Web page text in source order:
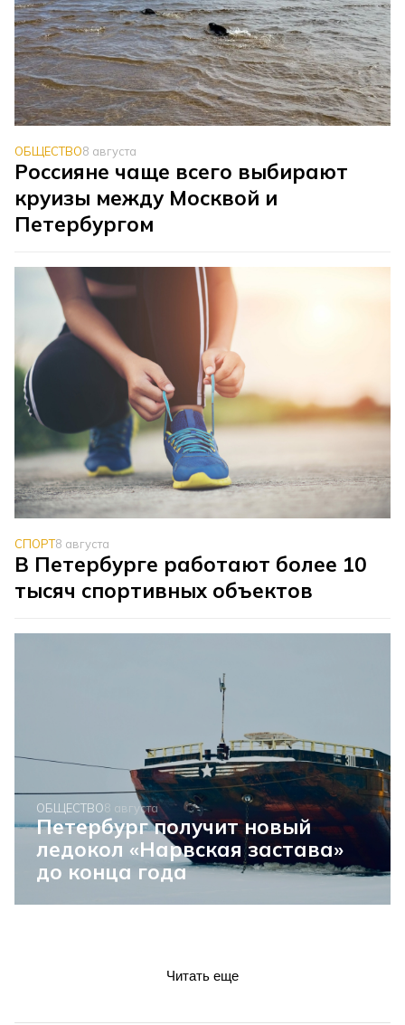
ОБЩЕСТВО8 августа
Россияне чаще всего выбирают
круизы между Москвой и
Петербургом
СПОРТ8 августа
В Петербурге работают более 10
тысяч спортивных объектов
ОБЩЕСТВО8 августа
Петербург получит новый
ледокол «Нарвская застава»
до конца года
Читать еще